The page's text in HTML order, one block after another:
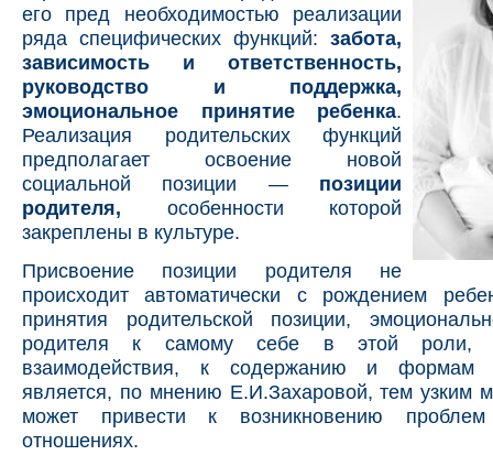
его пред необходимостью реализации
ряда специфических функций: забота,
зависимость и ответственность,
руководство и поддержка,
эмоциональное принятие ребенка.
Реализация родительских функций
предполагает освоение новой
социальной позиции — позиции
родителя, особенности которой
закреплены в культуре.
Присвоение позиции родителя не
происходит автоматически с рождением
принятия родительской позиции,
родителя к самому себе в этой роли, к
взаимодействия, к содержанию и формам
является, по мнению Е.И.Захаровой, тем узким
может привести к возникновению
отношениях.